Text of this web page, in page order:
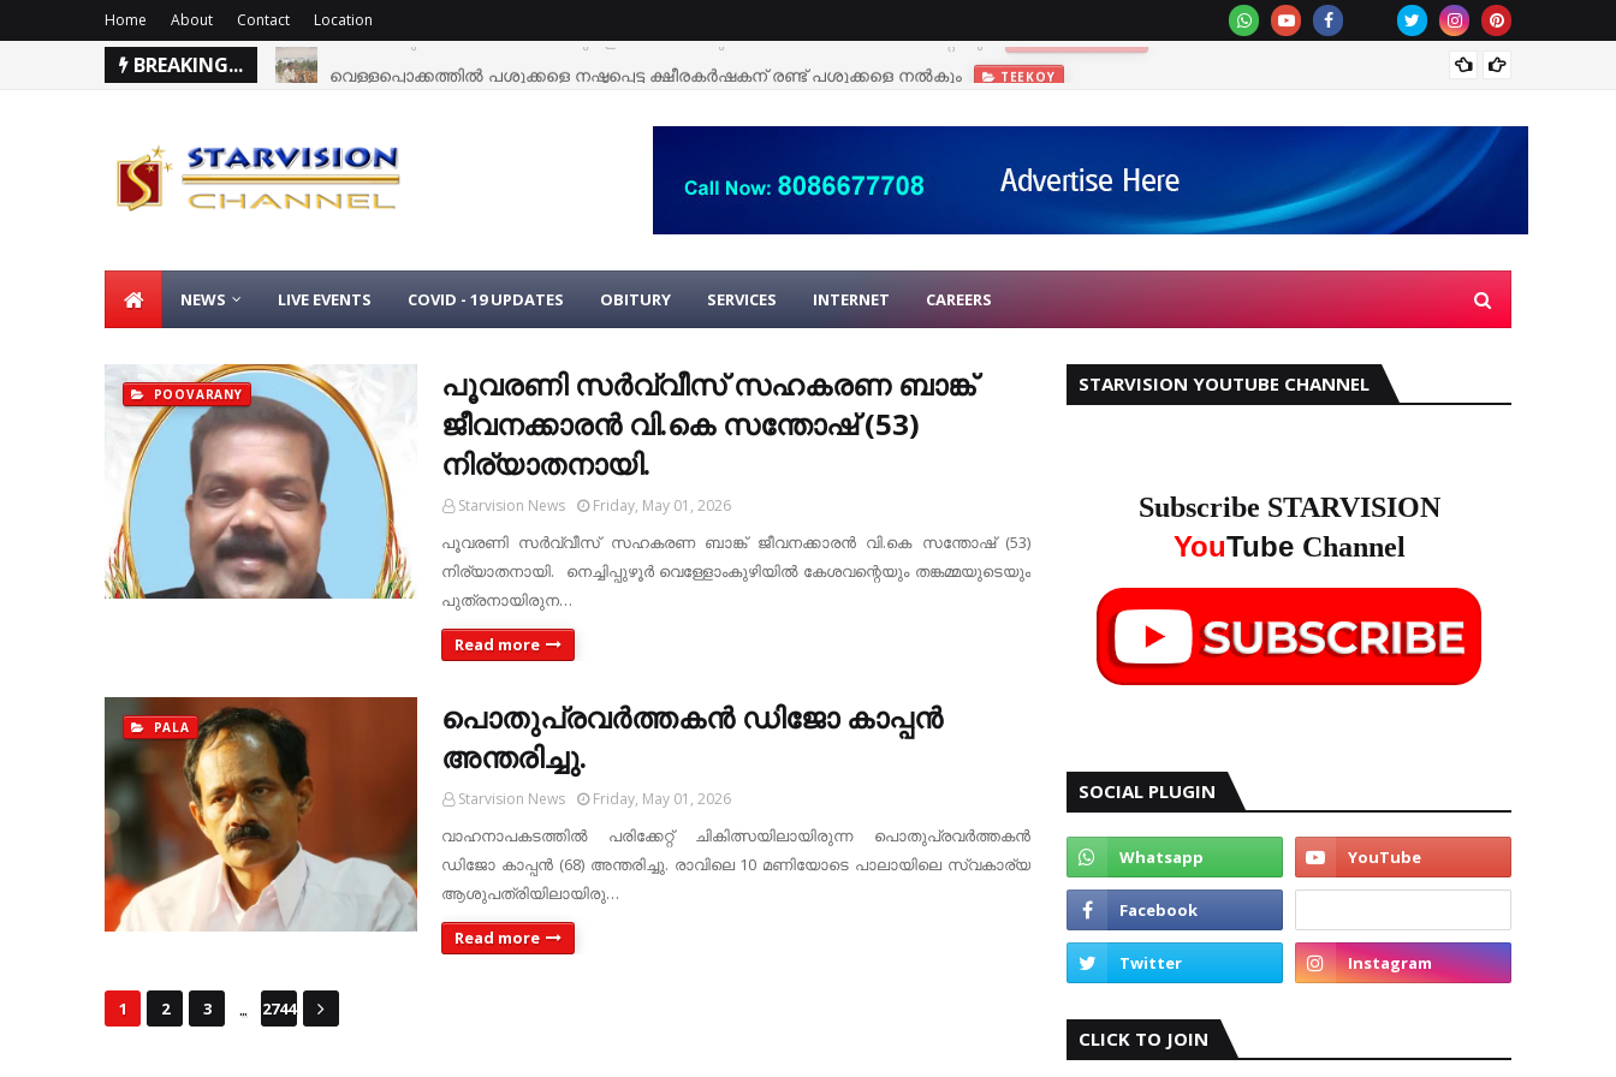
Home About Contact Location
BREAKING... വെള്ളപ്പൊക്കത്തില്‍ പശുക്കളെ നഷ്ടപ്പെട്ട ക്ഷീരകര്‍ഷകന് രണ്ട് പശുക്കളെ നല്‍കും TEEKOY
NEWS LIVE EVENTS COVID - 19 UPDATES OBITURY SERVICES INTERNET CAREERS
POOVARANY
പൂവരണി സര്‍വ്വീസ് സഹകരണ ബാങ്ക്
ജീവനക്കാരന്‍ വി.കെ സന്തോഷ് (53)
നിര്യാതനായി.
Starvision News Friday, May 01, 2026
പൂവരണി സര്‍വ്വീസ് സഹകരണ ബാങ്ക് ജീവനക്കാരന്‍ വി.കെ സന്തോഷ് (53)
നിര്യാതനായി. നെച്ചിപ്പുഴൂര്‍ വെള്ളോംകുഴിയില്‍ കേശവന്റെയും തങ്കമ്മയുടെയും
പുത്രനായിരുന…
Read more
PALA
പൊതുപ്രവര്‍ത്തകന്‍ ഡിജോ കാപ്പന്‍
അന്തരിച്ചു.
Starvision News Friday, May 01, 2026
വാഹനാപകടത്തില്‍ പരിക്കേറ്റ് ചികിത്സയിലായിരുന്ന പൊതുപ്രവര്‍ത്തകന്‍
ഡിജോ കാപ്പന്‍ (68) അന്തരിച്ചു. രാവിലെ 10 മണിയോടെ പാലായിലെ സ്വകാര്യ
ആശുപത്രിയിലായിരു…
Read more
1 2 3 ... 2744
STARVISION YOUTUBE CHANNEL
Subscribe STARVISION
YouTube Channel
SOCIAL PLUGIN
CLICK TO JOIN